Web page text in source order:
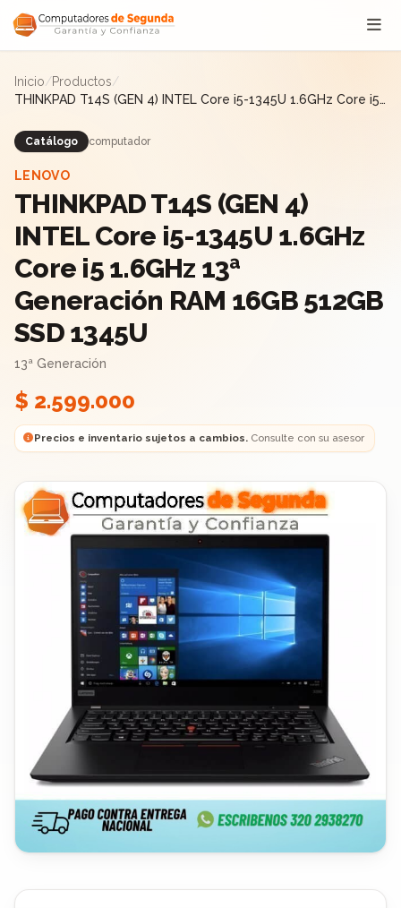
Saltar al contenido
Inicio/Productos/
THINKPAD T14S (GEN 4) INTEL Core i5-1345U 1.6GHz Core i5
Catálogo computador
LENOVO
THINKPAD T14S (GEN 4)
INTEL Core i5-1345U 1.6GHz
Core i5 1.6GHz 13ª
Generación RAM 16GB 512GB
SSD 1345U
13ª Generación
$ 2.599.000
Precios e inventario sujetos a cambios.Consulte con su asesor